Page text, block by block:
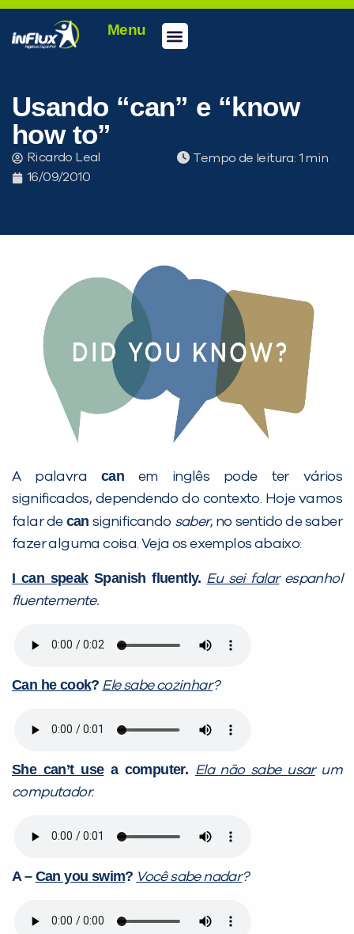
Menu
Usando “can” e “know
how to”
Ricardo Leal
16/09/2010
Tempo de leitura:
A palavra can em inglês pode ter vários
significados, dependendo do contexto. Hoje vamos
falar de can significando saber, no sentido de saber
fazer alguma coisa. Veja os exemplos abaixo:
I can speakSpanish fluently. Eu sei falarespanhol
fluentemente.
Can he cook? Ele sabe cozinhar?
She can’t usea computer. Ela não sabe usarum
computador.
A – Can you swim? Você sabe nadar?